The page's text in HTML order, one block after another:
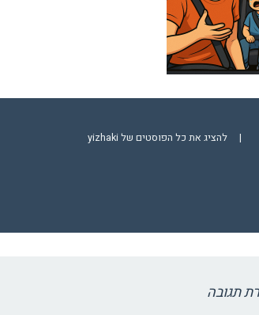
| להציג את כל הפוסטים של yizhaki
תגובה